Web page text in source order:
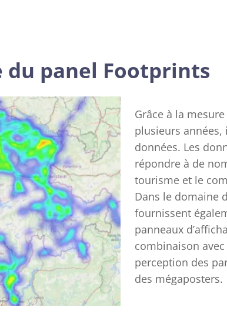
du panel Footprints
Grâce à la
plusieurs
données. Les
répondre à de
tourisme et le
Dans le domaine
fournissent
panneaux
combinaison
perception des
des mégaposters.